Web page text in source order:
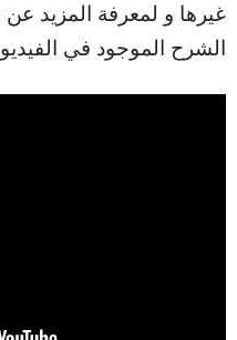
غيرها و لمعرفة المزيد عن
الشرح الموجود في الفيديو